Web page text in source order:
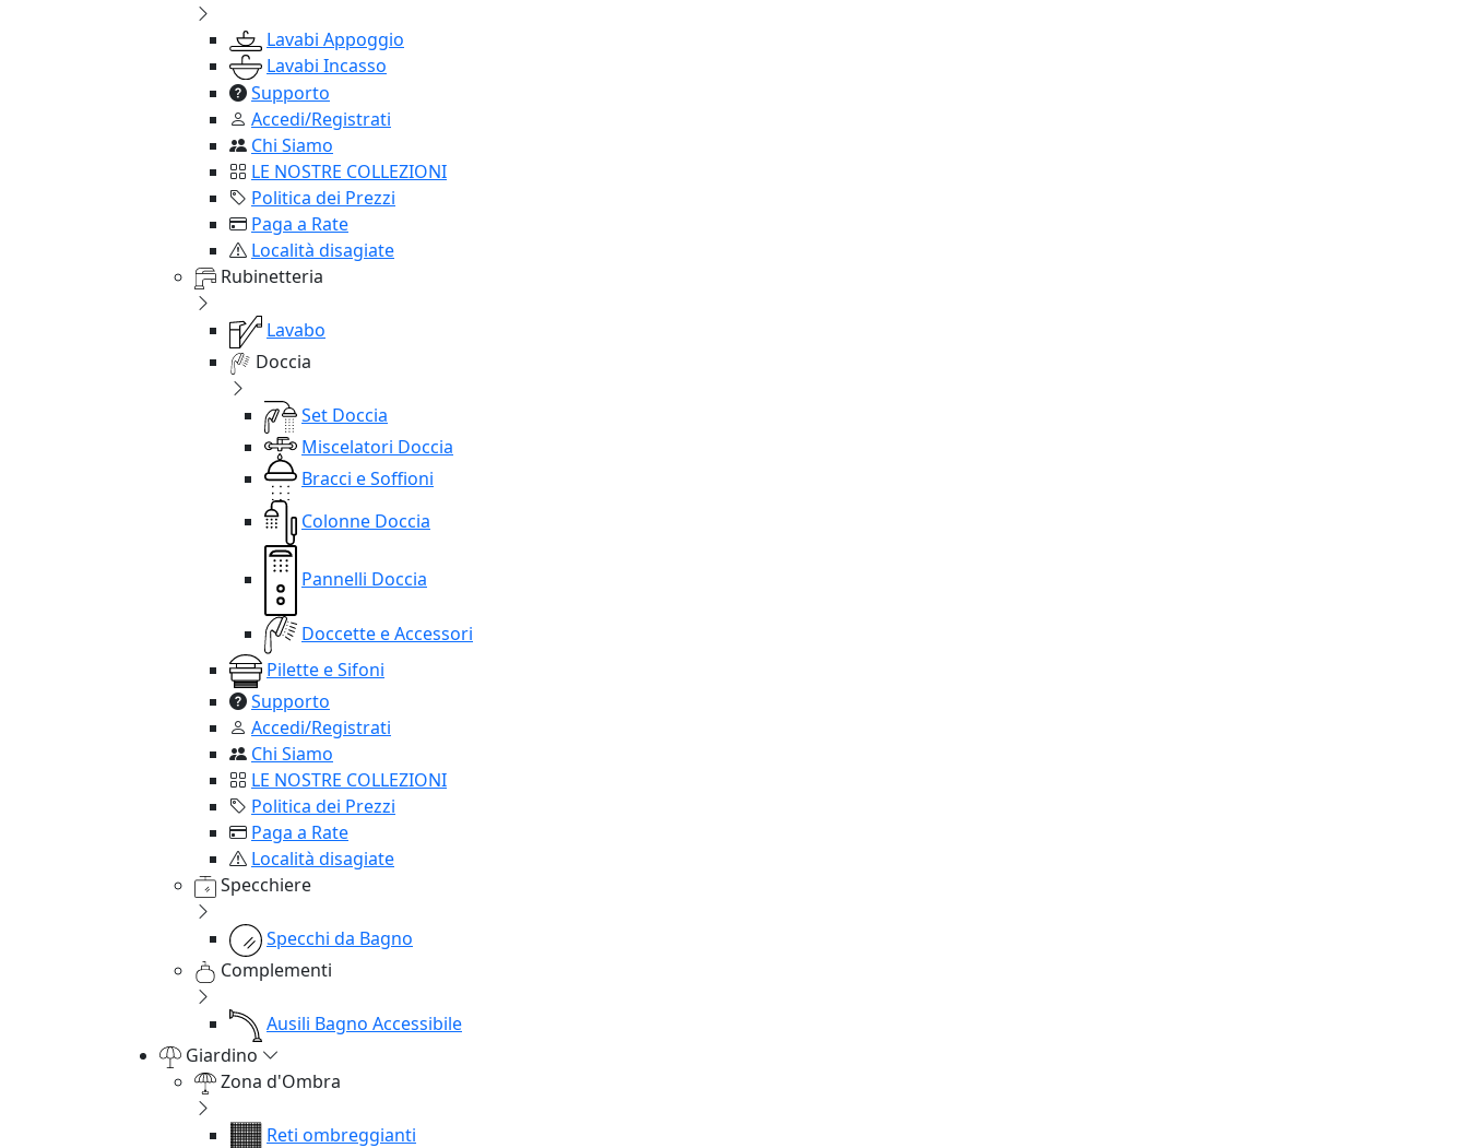
Lavabi Appoggio
Lavabi Incasso
Supporto
Accedi/Registrati
Chi Siamo
LE NOSTRE COLLEZIONI
Politica dei Prezzi
Paga a Rate
Località disagiate
Rubinetteria
Lavabo
Doccia
Set Doccia
Miscelatori Doccia
Bracci e Soffioni
Colonne Doccia
Pannelli Doccia
Doccette e Accessori
Pilette e Sifoni
Supporto
Accedi/Registrati
Chi Siamo
LE NOSTRE COLLEZIONI
Politica dei Prezzi
Paga a Rate
Località disagiate
Specchiere
Specchi da Bagno
Complementi
Ausili Bagno Accessibile
Giardino
Zona d'Ombra
Reti ombreggianti